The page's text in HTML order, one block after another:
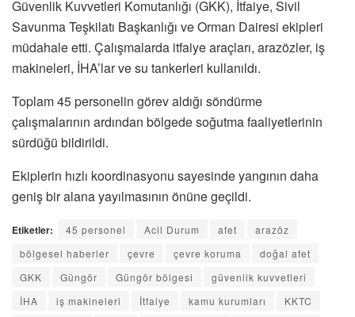
Güvenlik Kuvvetleri Komutanlığı (GKK), İtfaiye, Sivil
Savunma Teşkilatı Başkanlığı ve Orman Dairesi ekipleri
müdahale etti. Çalışmalarda itfaiye araçları, arazözler, iş
makineleri, İHA’lar ve su tankerleri kullanıldı.
Toplam 45 personelin görev aldığı söndürme
çalışmalarının ardından bölgede soğutma faaliyetlerinin
sürdüğü bildirildi.
Ekiplerin hızlı koordinasyonu sayesinde yangının daha
geniş bir alana yayılmasının önüne geçildi.
Etiketler: 45 personel Acil Durum afet
arazöz
bölgesel haberler
çevre çevre koruma
doğal afet
GKK
Güngör Güngör bölgesi
güvenlik kuvvetleri
İHA
iş makineleri İtfaiye kamu kurumları
KKTC